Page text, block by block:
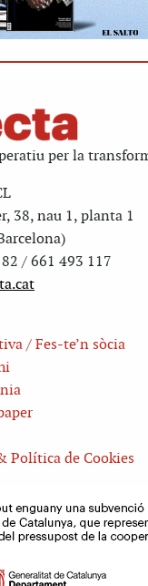
per la
38, nau 1, planta 1
/ 661 493 117
/ Fes-te’n sòcia
Política de Cookies